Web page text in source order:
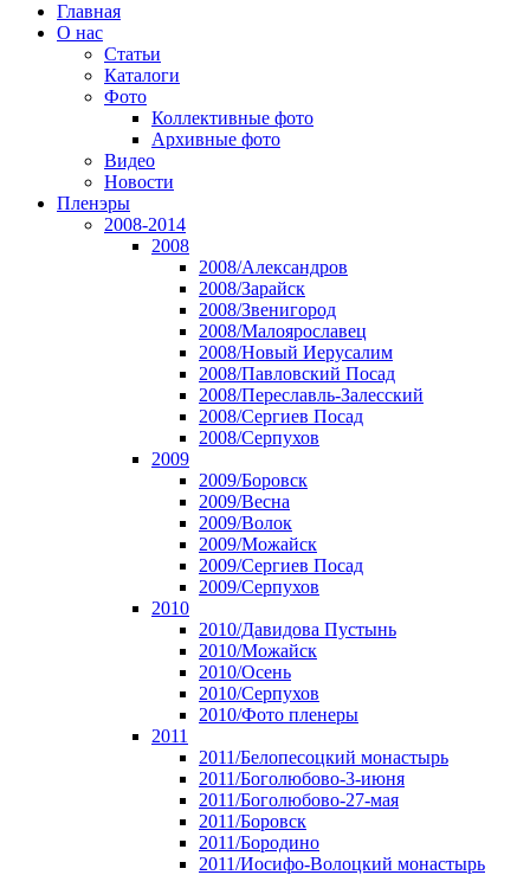
Главная
О нас
Статьи
Каталоги
Фото
Коллективные фото
Архивные фото
Видео
Новости
Пленэры
2008-2014
2008
2008/Александров
2008/Зарайск
2008/Звенигород
2008/Малоярославец
2008/Новый Иерусалим
2008/Павловский Посад
2008/Переславль-Залесский
2008/Сергиев Посад
2008/Серпухов
2009
2009/Боровск
2009/Весна
2009/Волок
2009/Можайск
2009/Сергиев Посад
2009/Серпухов
2010
2010/Давидова Пустынь
2010/Можайск
2010/Осень
2010/Серпухов
2010/Фото пленеры
2011
2011/Белопесоцкий монастырь
2011/Боголюбово-3-июня
2011/Боголюбово-27-мая
2011/Боровск
2011/Бородино
2011/Иосифо-Волоцкий монастырь